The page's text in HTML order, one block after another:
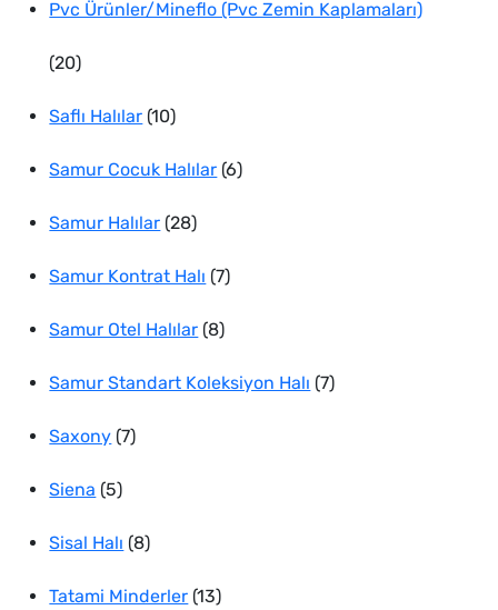
ürün
Pvc Ürünler/Mineflo (Pvc Zemin Kaplamaları)
2020
ürün
Saflı Halılar 1010
ürün
Samur Cocuk Halılar 66
Samur Halılar 2828
ürün
Samur Kontrat Halı 77
ürün
Samur Otel Halılar 88
ürün
Samur Standart Koleksiyon Halı 77
Saxony 77
Siena 55
ürün
Sisal Halı 88
ürün
Tatami Minderler 1313